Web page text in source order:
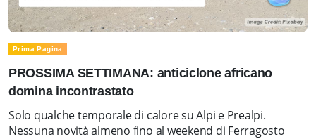
Prima Pagina
PROSSIMA SETTIMANA: anticiclone africano
domina incontrastato
Solo qualche temporale di calore su Alpi e Prealpi.
Nessuna novità almeno fino al weekend di Ferragosto